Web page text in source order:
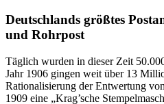
Deutschlands größtes
und Rohrpost
Täglich wurden in dieser Zeit
Jahr 1906 gingen weit über 13
Rationalisierung der Entwertung
1909 eine „Krag’sche